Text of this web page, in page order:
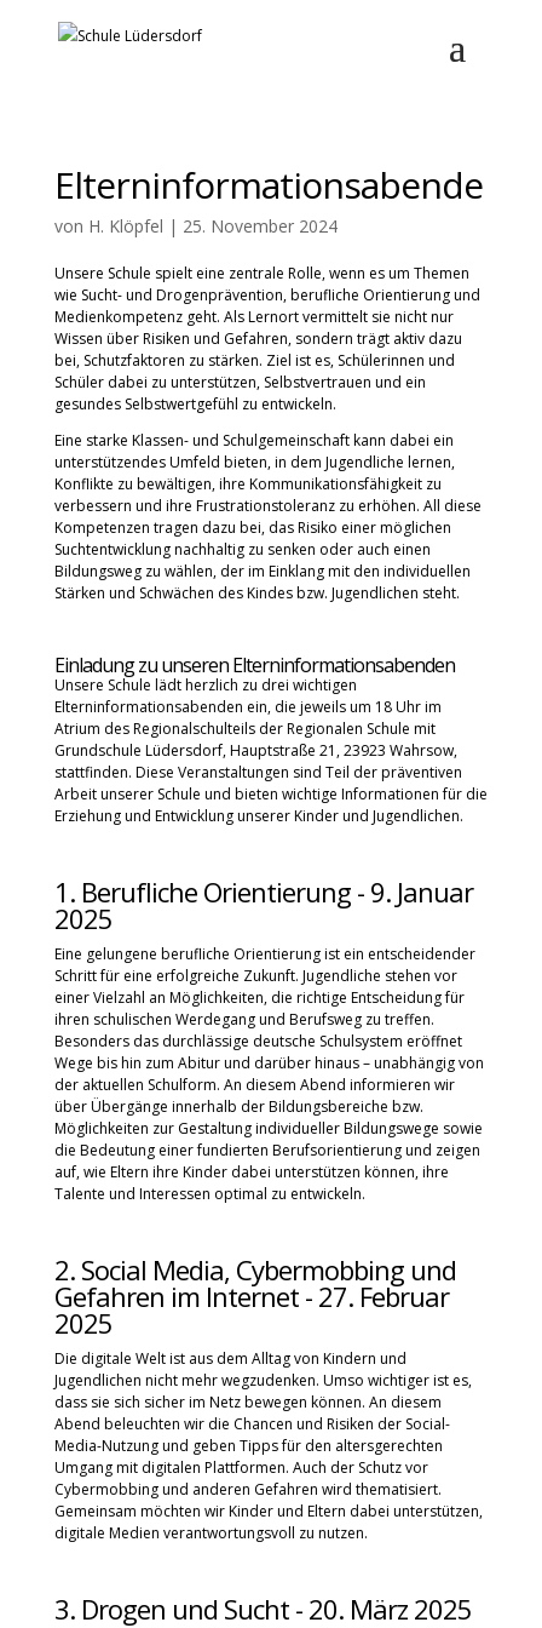
Elterninformationsabende
von H. Klöpfel | 25. November 2024
Unsere Schule spielt eine zentrale Rolle, wenn es um Themen
wie Sucht- und Drogenprävention, berufliche Orientierung und
Medienkompetenz geht. Als Lernort vermittelt sie nicht nur
Wissen über Risiken und Gefahren, sondern trägt aktiv dazu
bei, Schutzfaktoren zu stärken. Ziel ist es, Schülerinnen und
Schüler dabei zu unterstützen, Selbstvertrauen und ein
gesundes Selbstwertgefühl zu entwickeln.
Eine starke Klassen- und Schulgemeinschaft kann dabei ein
unterstützendes Umfeld bieten, in dem Jugendliche lernen,
Konflikte zu bewältigen, ihre Kommunikationsfähigkeit zu
verbessern und ihre Frustrationstoleranz zu erhöhen. All diese
Kompetenzen tragen dazu bei, das Risiko einer möglichen
Suchtentwicklung nachhaltig zu senken oder auch einen
Bildungsweg zu wählen, der im Einklang mit den individuellen
Stärken und Schwächen des Kindes bzw. Jugendlichen steht.
Einladung zu unseren Elterninformationsabenden
Unsere Schule lädt herzlich zu drei wichtigen
Elterninformationsabenden ein, die jeweils um 18 Uhr im
Atrium des Regionalschulteils der Regionalen Schule mit
Grundschule Lüdersdorf, Hauptstraße 21, 23923 Wahrsow,
stattfinden. Diese Veranstaltungen sind Teil der präventiven
Arbeit unserer Schule und bieten wichtige Informationen für die
Erziehung und Entwicklung unserer Kinder und Jugendlichen.
1. Berufliche Orientierung - 9. Januar
2025
Eine gelungene berufliche Orientierung ist ein entscheidender
Schritt für eine erfolgreiche Zukunft. Jugendliche stehen vor
einer Vielzahl an Möglichkeiten, die richtige Entscheidung für
ihren schulischen Werdegang und Berufsweg zu treffen.
Besonders das durchlässige deutsche Schulsystem eröffnet
Wege bis hin zum Abitur und darüber hinaus – unabhängig von
der aktuellen Schulform. An diesem Abend informieren wir
über Übergänge innerhalb der Bildungsbereiche bzw.
Möglichkeiten zur Gestaltung individueller Bildungswege sowie
die Bedeutung einer fundierten Berufsorientierung und zeigen
auf, wie Eltern ihre Kinder dabei unterstützen können, ihre
Talente und Interessen optimal zu entwickeln.
2. Social Media, Cybermobbing und
Gefahren im Internet - 27. Februar
2025
Die digitale Welt ist aus dem Alltag von Kindern und
Jugendlichen nicht mehr wegzudenken. Umso wichtiger ist es,
dass sie sich sicher im Netz bewegen können. An diesem
Abend beleuchten wir die Chancen und Risiken der Social-
Media-Nutzung und geben Tipps für den altersgerechten
Umgang mit digitalen Plattformen. Auch der Schutz vor
Cybermobbing und anderen Gefahren wird thematisiert.
Gemeinsam möchten wir Kinder und Eltern dabei unterstützen,
digitale Medien verantwortungsvoll zu nutzen.
3. Drogen und Sucht - 20. März 2025